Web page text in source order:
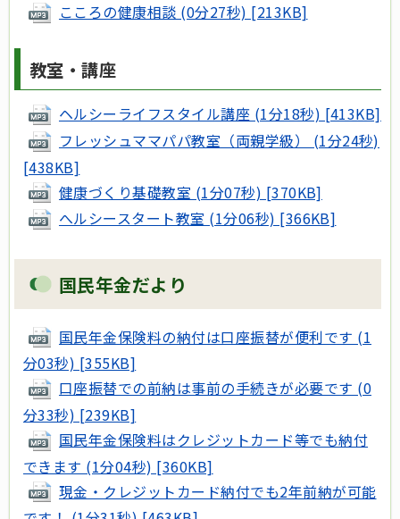
こころの健康相談 (0分27秒) [213KB]
教室・講座
ヘルシーライフスタイル講座 (1分18秒) [413KB]
フレッシュママパパ教室（両親学級） (1分24秒)
[438KB]
健康づくり基礎教室 (1分07秒) [370KB]
へルシースタート教室 (1分06秒) [366KB]
国民年金だより
国民年金保険料の納付は口座振替が便利です (1
分03秒) [355KB]
口座振替での前納は事前の手続きが必要です (0
分33秒) [239KB]
国民年金保険料はクレジットカード等でも納付
できます (1分04秒) [360KB]
現金・クレジットカード納付でも2年前納が可能